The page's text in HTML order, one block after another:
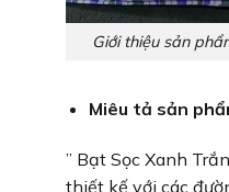
Giới thiệu sản
Miêu tả sản
” Bạt Sọc Xanh
thiết kế với các